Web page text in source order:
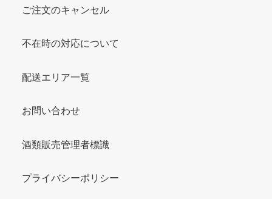
ご注文のキャンセル
不在時の対応について
配送エリア一覧
お問い合わせ
酒類販売管理者標識
プライバシーポリシー